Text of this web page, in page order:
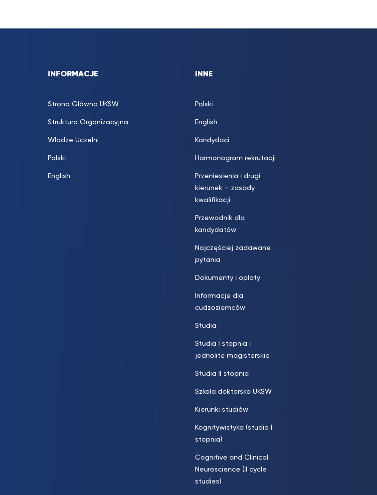
INFORMACJE
Strona Główna UKSW
Struktura Organizacyjna
Władze Uczelni
Polski
English
INNE
Polski
English
Kandydaci
Harmonogram rekrutacji
Przeniesienia i drugi
kierunek – zasady
kwalifikacji
Przewodnik dla
kandydatów
Najczęściej zadawane
pytania
Dokumenty i opłaty
Informacje dla
cudzoziemców
Studia
Studia I stopnia i
jednolite magisterskie
Studia II stopnia
Szkoła doktorska UKSW
Kierunki studiów
Kognitywistyka (studia I
stopnia)
Cognitive and Clinical
Neuroscience (II cycle
studies)